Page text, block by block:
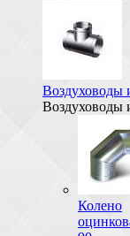
Воздуховоды
Воздуховоды
Колено